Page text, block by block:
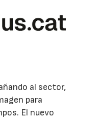
al sector,
para
El nuevo